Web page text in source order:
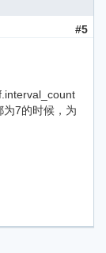
#5
7的时候，为